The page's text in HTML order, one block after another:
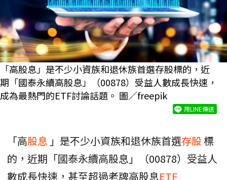
「高股息」是不少小資族和退休族首選存股標的，近
期「國泰永續高股息」（00878）受益人數成長快速，
成為最熱門的ETF討論話題。 圖／freepik
用LINE傳送
「高股息 」是不少小資族和退休族首選存股標
的，近期「國泰永續高股息」（00878）受益人
數成長快速，甚至超過老牌高股息ETF